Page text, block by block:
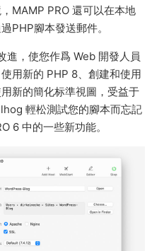
MAMP PRO 還可以在本地
PHP腳本發送郵件。
進，使您作爲 Web 開發人員
用新的 PHP 8、創建和使用
新的簡化标準視圖，受益于
輕松測試您的腳本而忘記
6 中的一些新功能。